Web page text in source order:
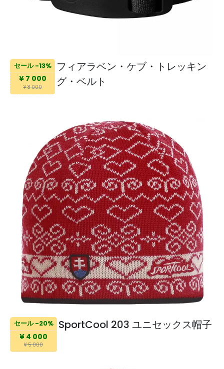
セール -13%
¥ 7 000
¥ 8 000
フィアラベン・ケブ・トレッキン
グ・ベルト
セール -20%
¥ 4 000
¥ 5 000
SportCool 203 ユニセックス帽子